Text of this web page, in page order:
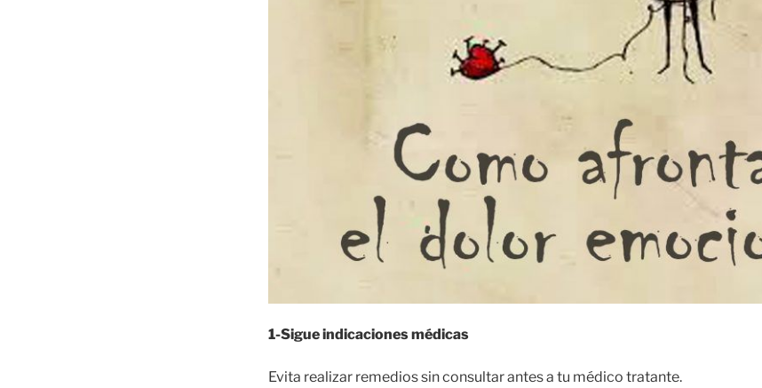
1-Sigue indicaciones médicas
Evita realizar remedios sin consultar antes a tu médico tratante.